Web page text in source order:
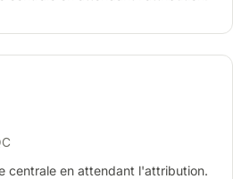
centrale en attendant l'attribution.